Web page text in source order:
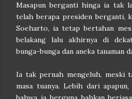
Masapun berganti hinga ia tak
telah berapa presiden berganti,
Soeharto, ia tetap bertahan
belakang lalu akhirnya di
bunga-bunga dan aneka tanaman
Ia tak pernah mengeluh, meski
masa tuanya. Lebih dari